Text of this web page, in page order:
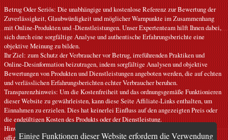
Einige Funktionen dieser Website erfordern die Verwendung
Betrug Oder Seriös: Die unabhängige und kostenlose Referenz zur Bewertung der
Zuverlässigkeit, Glaubwürdigkeit und möglicher Warnpunkte im Zusammenhang
mit Online-Produkten und -Dienstleistungen. Unser Expertenteam hilft Ihnen dabei,
sich durch eine sorgfältige Analyse und authentische Erfahrungsberichte eine
objektive Meinung zu bilden.
Ihr Ziel: zum Schutz der Verbraucher vor Betrug, irreführenden Praktiken und
Online-Desinformation beizutragen, indem sorgfältige Analysen und objektive
Bewertungen von Produkten und Dienstleistungen angeboten werden, die auf echten
und verlässlichen Erfahrungsberichten echter Verbraucher beruhen.
Transparenzhinweis: Um die Kostenfreiheit und das ordnungsgemäße Funktionieren
dieser Website zu gewährleisten, kann diese Seite Affiliate-Links enthalten, um
Einnahmen zu erzielen. Dies hat keinerlei Einfluss auf den angezeigten Preis oder
die endgültigen Kosten des Produkts oder der Dienstleistung.
Hinweise: Unsere Artikel geben persönliche Meinungen wieder und stellen keine
offiziellen Empfehlungen dar. Die bereitgestellten Informationen dienen nur zur